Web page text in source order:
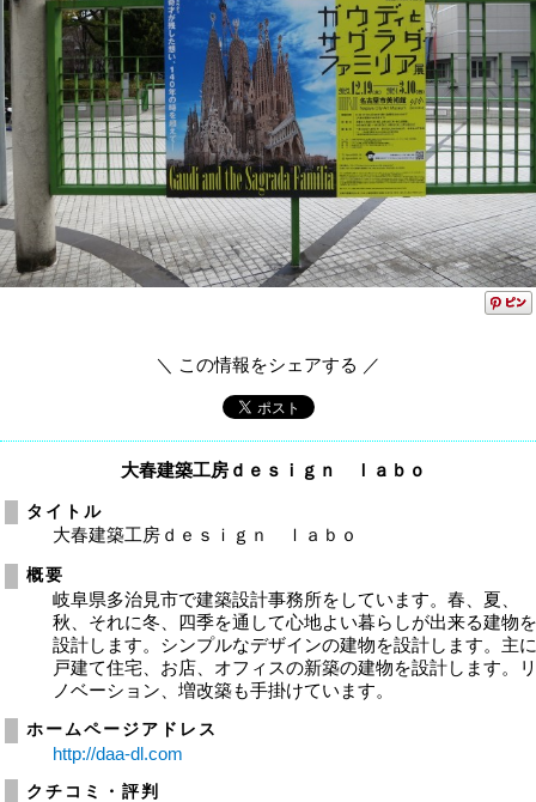
＼ この情報をシェアする ／
大春建築工房ｄｅｓｉｇｎ ｌａｂｏ
タイトル
大春建築工房ｄｅｓｉｇｎ ｌａｂｏ
概要
岐阜県多治見市で建築設計事務所をしています。春、夏、
秋、それに冬、四季を通して心地よい暮らしが出来る建物
設計します。シンプルなデザインの建物を設計します。主
戸建て住宅、お店、オフィスの新築の建物を設計します。
ノベーション、増改築も手掛けています。
ホームページアドレス
http://daa-dl.com
クチコミ・評判